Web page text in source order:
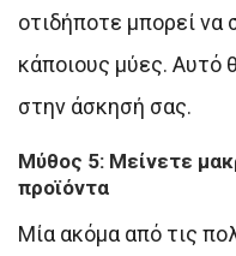
οτιδήποτε μπορεί να
κάποιους μύες. Αυτό
στην άσκησή σας.
Μύθος 5: Μείνετε
προϊόντα
Μία ακόμα από τις